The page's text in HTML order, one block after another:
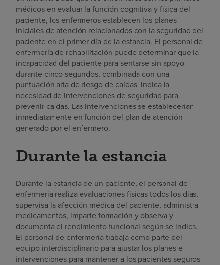
médicos en evaluar la función cognitiva y física del
paciente, los enfermeros establecen los planes
iniciales de atención relacionados con la seguridad del
paciente en el primer día de la estancia. El personal de
enfermería de rehabilitación puede determinar que la
incapacidad del paciente para sentarse sin apoyo
durante cinco segundos, combinada con una
puntuación alta de riesgo de caídas, indica la
necesidad de intervenciones de seguridad para
prevenir caídas. Las intervenciones se establecerían
inmediatamente en función del plan de atención
generado por el enfermero.
Durante la estancia
Durante la estancia de un paciente, el personal de
enfermería realiza evaluaciones físicas todos los días,
supervisa la afección médica del paciente, administra
medicamentos, imparte formación y observa y
documenta el rendimiento funcional según se indica.
El personal de enfermería trabaja como parte del
equipo interdisciplinario para ajustar los planes e
intervenciones para mantener a los pacientes seguros